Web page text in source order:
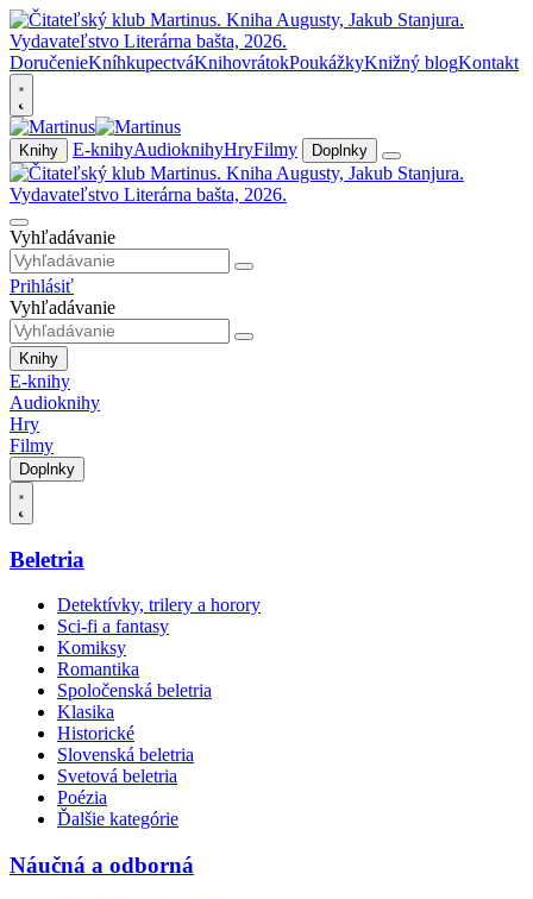
DoručenieKníhkupectváKnihovrátokPoukážkyKnižný blogKontakt
Knihy E-knihyAudioknihyHryFilmy Doplnky
Vyhľadávanie
Prihlásiť
Vyhľadávanie
Knihy
E-knihy
Audioknihy
Hry
Filmy
Doplnky
Beletria
Detektívky, trilery a horory
Sci-fi a fantasy
Komiksy
Romantika
Spoločenská beletria
Klasika
Historické
Slovenská beletria
Svetová beletria
Poézia
Ďalšie kategórie
Náučná a odborná